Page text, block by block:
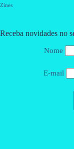
Zines
Receba novidades no
Nome
E-mail